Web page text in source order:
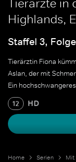
Tierärzte in
Highlands,
Staffel 3,
Tierärztin Fiona
Aslan, der mit
Ein
12 HD
Home Serien